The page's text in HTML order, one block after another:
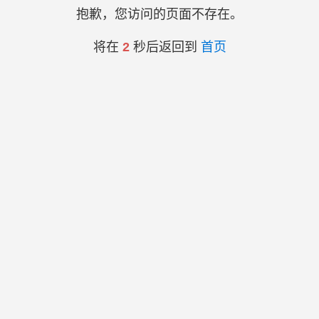
抱歉，您访问的页面不存在。
将在 2秒后返回到 首页